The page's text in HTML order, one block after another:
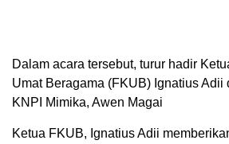
Dalam acara tersebut, turur hadir
Umat Beragama (FKUB) Ignatius Adii
KNPI Mimika, Awen Magai
Ketua FKUB, Ignatius Adii